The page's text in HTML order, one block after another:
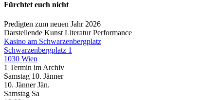
Fürchtet euch nicht
Predigten zum neuen Jahr 2026
Darstellende Kunst LiteraturPerformance
Kasino am Schwarzenbergplatz
Schwarzenbergplatz 1
1030 Wien
1 Termin im Archiv
Samstag 10. Jänner
10. Jänner Jän.
Samstag Sa